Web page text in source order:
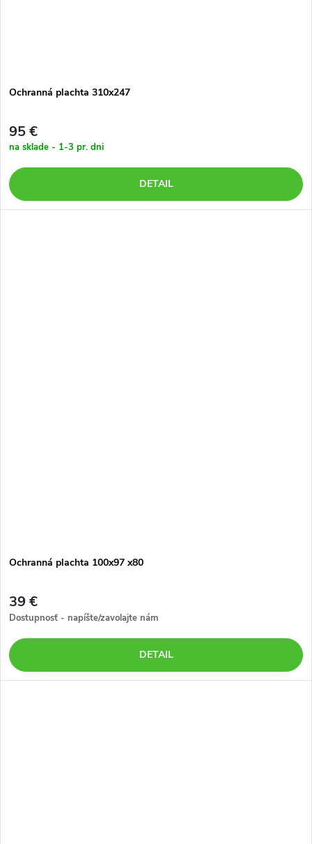
Ochranná plachta 310x247
95 €
na sklade - 1-3 pr. dni
DETAIL
Ochranná plachta 100x97 x80
39 €
Dostupnosť - napíšte/zavolajte nám
DETAIL